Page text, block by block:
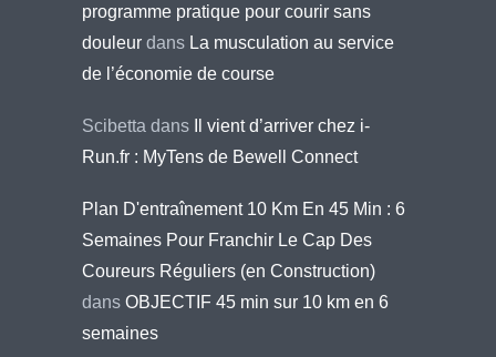
programme pratique pour courir sans
douleur dans La musculation au service
de l’économie de course
Scibetta dans
Il vient d’arriver chez i-
Run.fr : MyTens de Bewell Connect
Plan D'entraînement 10 Km En 45 Min : 6
Semaines Pour Franchir Le Cap Des
Coureurs Réguliers (en Construction)
dans OBJECTIF 45 min sur 10 km en 6
semaines